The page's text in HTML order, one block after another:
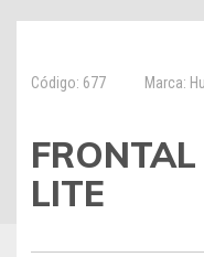
Código: 677 Marca:
LITE